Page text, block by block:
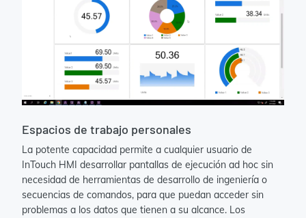
Espacios de trabajo personales
La potente capacidad permite a cualquier usuario de
InTouch HMI desarrollar pantallas de ejecución ad hoc sin
necesidad de herramientas de desarrollo de ingeniería o
secuencias de comandos, para que puedan acceder sin
problemas a los datos que tienen a su alcance. Los